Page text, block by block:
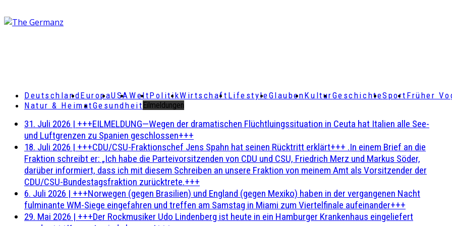
DeutschlandEuropaUSAWeltPolitikWirtschaft LifestyleGlaubenKulturGeschichteSport Früher
Natur & HeimatGesundheit Eilmeldungen
31. Juli 2026 | +++EILMELDUNG—Wegen der dramatischen Flüchtluingssituation in Ceuta hat Italien alle See-
und Luftgrenzen zu Spanien geschlossen+++
18. Juli 2026 | +++CDU/CSU-Fraktionschef Jens Spahn hat seinen Rücktritt erklärt+++ .In einem Brief an die
Fraktion schreibt er: „Ich habe die Parteivorsitzenden von CDU und CSU, Friedrich Merz und Markus Söder,
darüber informiert, dass ich mit diesem Schreiben an unsere Fraktion von meinem Amt als Vorsitzender der
CDU/CSU-Bundestagsfraktion zurücktrete.+++
6. Juli 2026 | +++Norwegen (gegen Brasilien) und England (gegen Mexiko) haben in der vergangenen Nacht
fulminante WM-Siege eingefahren und treffen am Samstag in Miami zum Viertelfinale aufeinander+++
29. Mai 2026 | +++Der Rockmusiker Udo Lindenberg ist heute in ein Hamburger Krankenhaus eingeliefert